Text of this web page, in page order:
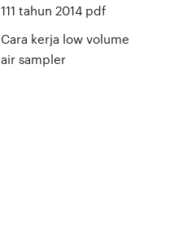
111 tahun 2014 pdf
Cara kerja low volume
air sampler